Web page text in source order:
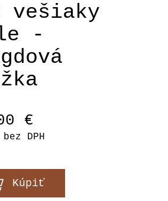
vešiaky
-
€
bez DPH